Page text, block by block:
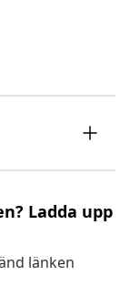
Ladda upp
länken